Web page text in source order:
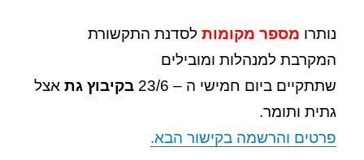
נותרו מספר מקומות לסדנת התקשורת
המקרבת למנהלות ומובילים
שתתקיים ביום חמישי ה – 23/6
בקיבוץ גת אצל
גתית ותומר.
פרטים והרשמה בקישור הבא.